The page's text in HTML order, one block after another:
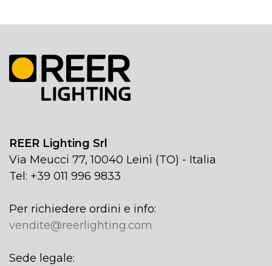
REER Lighting Srl
Via Meucci 77, 10040 Leinì (TO) - Italia
Tel: +39 011 996 9833
Per richiedere ordini e info:
vendite@reerlighting.com
Sede legale: